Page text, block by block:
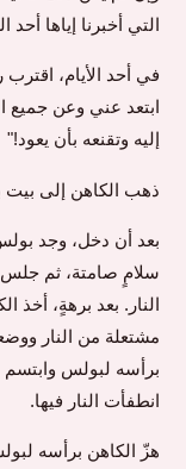
التي أخبرنا إياها أحد
في أحد الأيام،
ابتعد عني وعن جميع
إليه وتقنعه بأن يعود!"
ذهب الكاهن إلى بيت
بعد أن دخل، وجد
سلامٍ صامتة، ثم
النار. بعد برهةٍ، أخذ
مشتعلة من النار
برأسه لبولس وابتسم
انطفأت النار فيها.
هزّ الكاهن برأسه